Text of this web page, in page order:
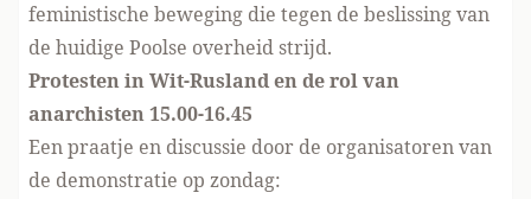
feministische beweging die tegen de beslissing van
de huidige Poolse overheid strijd.
Protesten in Wit-Rusland en de rol van
anarchisten 15.00-16.45
Een praatje en discussie door de organisatoren van
de demonstratie op zondag: